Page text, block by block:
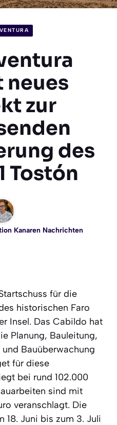
neues
zur
des
Tostón
Kanaren Nachrichten
für die
historischen Faro
Insel. Das Cabildo hat
Planung, Bauleitung,
Bauüberwachung
für diese
bei rund 102.000
sind mit
veranschlagt. Die
18. Juni bis zum 3. Juli